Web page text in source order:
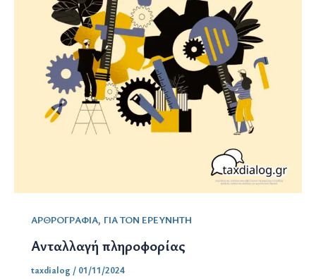
ΑΡΘΡΟΓΡΑΦΙΑ, ΓΙΑ ΤΟΝ ΕΡΕΥΝΗΤΗ
Ανταλλαγή πληροφορίας
taxdialog / 01/11/2024